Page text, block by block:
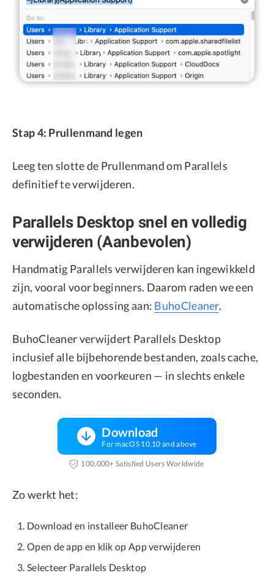
Stap 4: Prullenmand legen
Leeg ten slotte de Prullenmand om Parallels
definitief te verwijderen.
Parallels Desktop snel en volledig
verwijderen (Aanbevolen)
Handmatig Parallels verwijderen kan ingewikkeld
zijn, vooral voor beginners. Daarom raden we een
automatische oplossing aan: BuhoCleaner.
BuhoCleaner verwijdert Parallels Desktop
inclusief alle bijbehorende bestanden, zoals cache,
logbestanden en voorkeuren — in slechts enkele
seconden.
Download
For macOS 10.10 and above
100,000+ Satisfied Users Worldwide
Zo werkt het:
Download en installeer BuhoCleaner
Open de app en klik op App verwijderen
Selecteer Parallels Desktop